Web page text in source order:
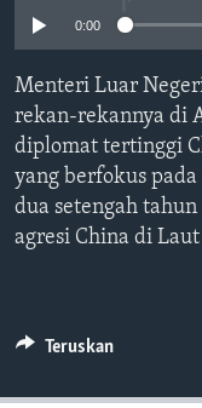
Bahasa-bahasa
0:00
Menteri Luar
rekan-rekannya di
diplomat tertinggi
yang berfokus
dua setengah
agresi China di
Teruskan